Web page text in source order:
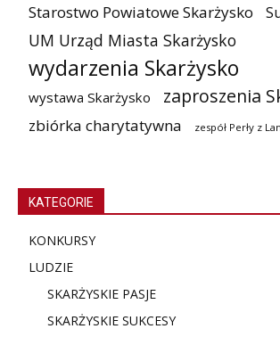
Starostwo Powiatowe Skarżysko
UM Urząd Miasta Skarżysko
wydarzenia Skarżysko
wystawa Skarżysko zaproszenia
zbiórka charytatywna zespół Perły z
KATEGORIE
KONKURSY
LUDZIE
SKARŻYSKIE PASJE
SKARŻYSKIE SUKCESY